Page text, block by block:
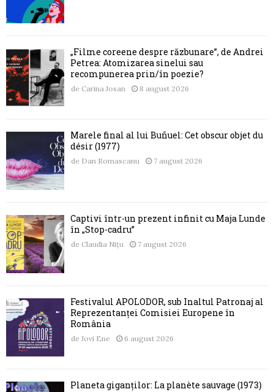
„Filme coreene despre răzbunare”, de Andrei
Petrea: Atomizarea sinelui sau
recompunerea prin/în poezie?
de Carina Josan 8 august 2026
Marele final al lui Buñuel: Cet obscur objet du
désir (1977)
de Dan Romascanu 7 august 2026
Captivi într-un prezent infinit cu Maja Lunde
în „Stop-cadru”
de Claudia Nițu 7 august 2026
Festivalul APOLODOR, sub Înaltul Patronaj al
Reprezentanței Comisiei Europene în
România
de Jovi Ene 6 august 2026
Planeta giganților: La planète sauvage (1973)